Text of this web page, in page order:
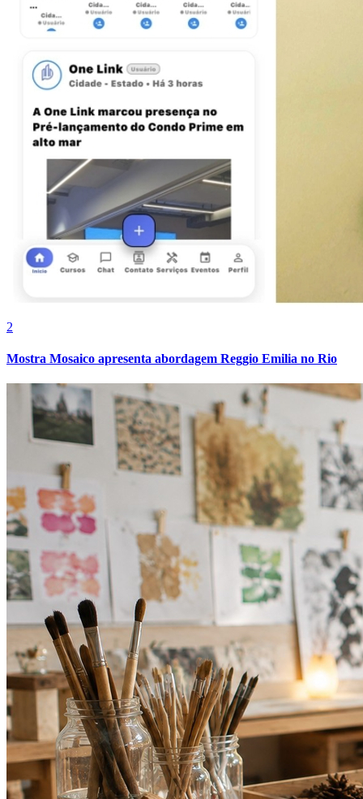
Botafogo
Grêmio
2
Mostra Mosaico apresenta abordagem Reggio Emilia no Rio